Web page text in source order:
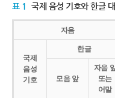
표 1 국제 음성 기호와 한글
자음
국제
음성
기호
한글
모음 앞
자음
또는
어말